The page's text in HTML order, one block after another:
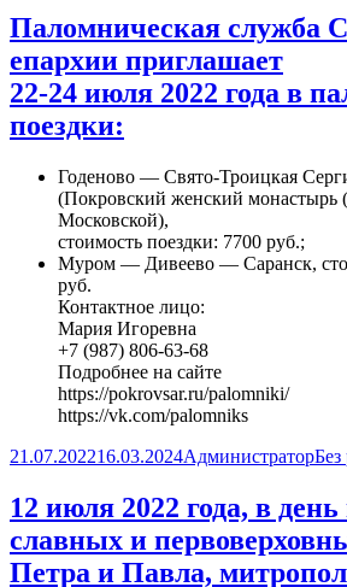
Паломническая служба
епархии приглашает
22-24 июля 2022 года в
поездки:
Годеново — Свято-Троицкая
(Покровский женский
Московской),
стоимость поездки: 7700 руб.;
Муром — Дивеево — Саранск,
руб.
Контактное лицо:
Мария Игоревна
+7 (987) 806-63-68
Подробнее на сайте
https://pokrovsar.ru/palomniki/
https://vk.com/palomniks
Опубликовано
21.07.202216.03.2024Автор
АдминистраторБез
12 июля 2022 года, в
славных и
Петра и Павла,